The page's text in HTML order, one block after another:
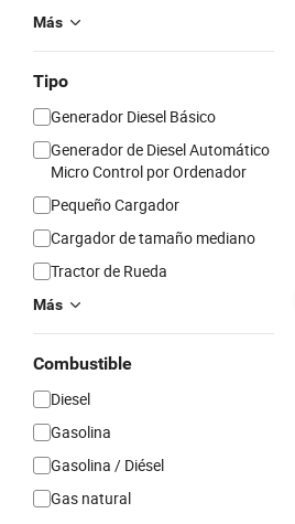
Más
Tipo
Generador Diesel Básico
Generador de Diesel Automático
Micro Control por Ordenador
Pequeño Cargador
Cargador de tamaño mediano
Tractor de Rueda
Más
Combustible
Diesel
Gasolina
Gasolina / Diésel
Gas natural